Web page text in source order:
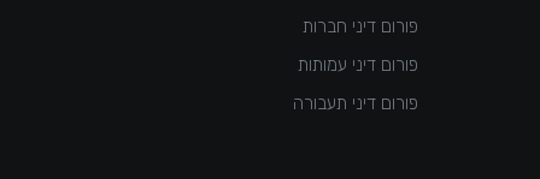
פורום דיני חברות
פורום דיני עמותות
פורום דיני תעבורה